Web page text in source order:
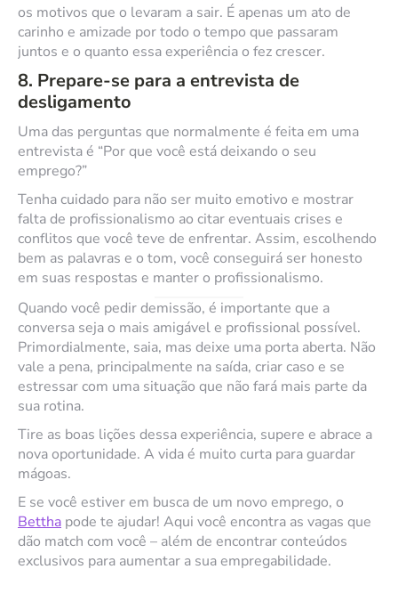
os motivos que o levaram a sair. É apenas um ato de
carinho e amizade por todo o tempo que passaram
juntos e o quanto essa experiência o fez crescer.
8. Prepare-se para a entrevista de
desligamento
Uma das perguntas que normalmente é feita em uma
entrevista é “Por que você está deixando o seu
emprego?”
Tenha cuidado para não ser muito emotivo e mostrar
falta de profissionalismo ao citar eventuais crises e
conflitos que você teve de enfrentar. Assim, escolhendo
bem as palavras e o tom, você conseguirá ser honesto
em suas respostas e manter o profissionalismo.
Quando você pedir demissão, é importante que a
conversa seja o mais amigável e profissional possível.
Primordialmente, saia, mas deixe uma porta aberta. Não
vale a pena, principalmente na saída, criar caso e se
estressar com uma situação que não fará mais parte da
sua rotina.
Tire as boas lições dessa experiência, supere e abrace a
nova oportunidade. A vida é muito curta para guardar
mágoas.
E se você estiver em busca de um novo emprego, o
Bettha pode te ajudar! Aqui você encontra as vagas que
dão match com você – além de encontrar conteúdos
exclusivos para aumentar a sua empregabilidade.